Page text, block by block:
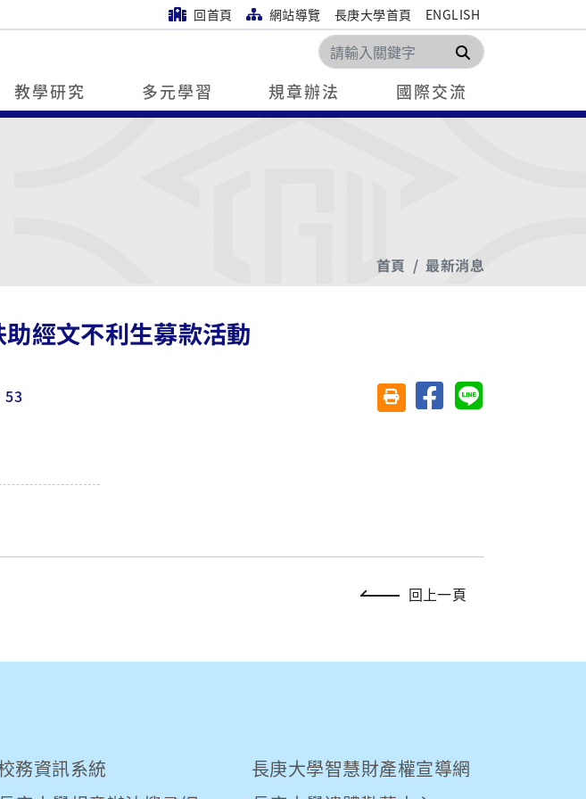
回首頁 網站導覽 長庚大學首頁 ENGLISH
搜尋
教學研究 多元學習 規章辦法 國際交流
首頁 最新消息
經文不利生募款活動
53 友善列印(另開視窗)
分享至臉書分享至 Line
回上一頁
務資訊系統
長庚大學智慧財產權宣導網